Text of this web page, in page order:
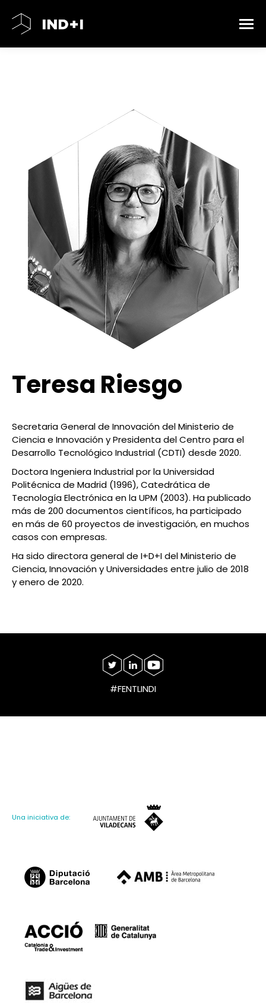
Teresa Riesgo
Secretaria General de Innovación del Ministerio de
Ciencia e Innovación y Presidenta del Centro para el
Desarrollo Tecnológico Industrial (CDTI) desde 2020.
Doctora Ingeniera Industrial por la Universidad
Politécnica de Madrid (1996), Catedrática de
Tecnología Electrónica en la UPM (2003). Ha publicado
más de 200 documentos científicos, ha participado
en más de 60 proyectos de investigación, en muchos
casos con empresas.
Ha sido directora general de I+D+I del Ministerio de
Ciencia, Innovación y Universidades entre julio de 2018
y enero de 2020.
#FENTLINDI
Una iniciativa de: